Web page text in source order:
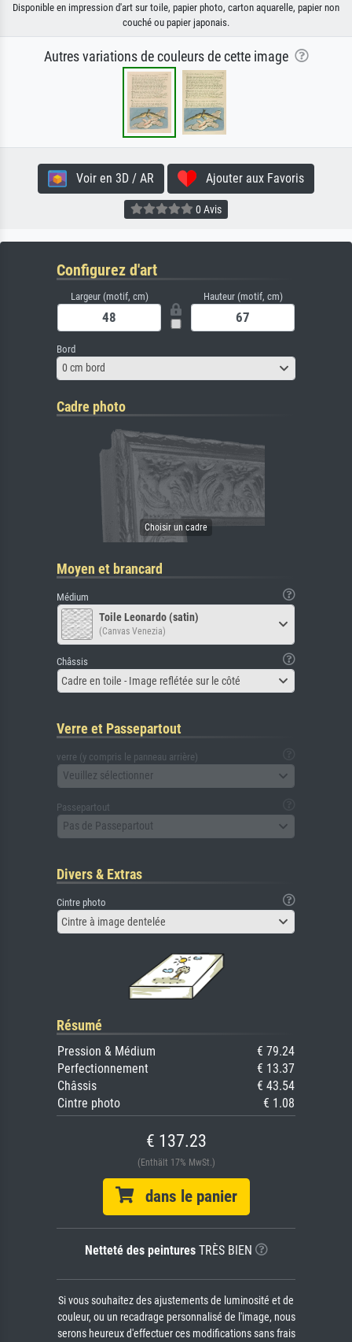
Disponible en impression d'art sur toile, papier photo, carton aquarelle, papier non
couché ou papier japonais.
Autres variations de couleurs de cette image
Voir en 3D / AR Ajouter aux Favoris
0 Avis
Configurez d'art
Largeur (motif, cm) Hauteur (motif, cm)
Bord
0 cm bord
Cadre photo
Moyen et brancard
Médium
Toile Leonardo (satin)
(Canvas Venezia)
Châssis
Cadre en toile - Image reflétée sur le côté
Verre et Passepartout
verre (y compris le panneau arrière)
Veuillez sélectionner
Passepartout
Pas de Passepartout
Divers & Extras
Cintre photo
Cintre à image dentelée
Résumé
Pression & Médium
€ 79.24
Perfectionnement
€ 13.37
Châssis
€ 43.54
Cintre photo
€ 1.08
€ 137.23
(Enthält 17% MwSt.)
dans le panier
Netteté des peinturesTRÈS BIEN
Si vous souhaitez des ajustements de luminosité et de
couleur, ou un recadrage personnalisé de l'image, nous
serons heureux d'effectuer ces modifications sans frais